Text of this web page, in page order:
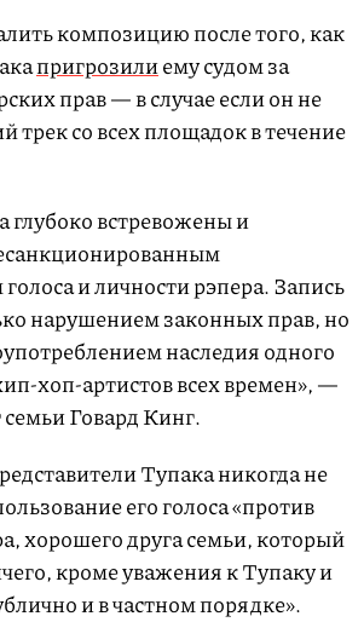
композицию после того, как
пригрозилиему судом за
прав — в случае если он не
трек со всех площадок в течение
глубоко встревожены и
и личности рэпера. Запись
нарушением законных прав, но
наследия одного
хоп-артистов всех времен», —
Говард Кинг.
Тупака никогда не
его голоса «против
хорошего друга семьи, который
кроме уважения к Тупаку и
и в частном порядке».